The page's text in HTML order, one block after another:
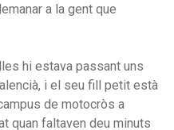
a la gent que
hi estava passant uns
i el seu fill petit està
de motocròs a
quan faltaven deu minuts